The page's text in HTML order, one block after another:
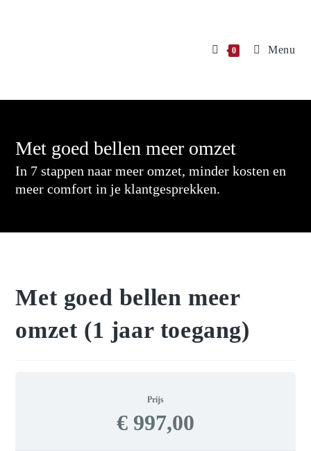
0 Menu
Met goed bellen meer omzet
In 7 stappen naar meer omzet, minder kosten en
meer comfort in je klantgesprekken.
Met goed bellen meer
omzet (1 jaar toegang)
Prijs
€ 997,00